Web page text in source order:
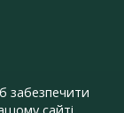
забезпечити